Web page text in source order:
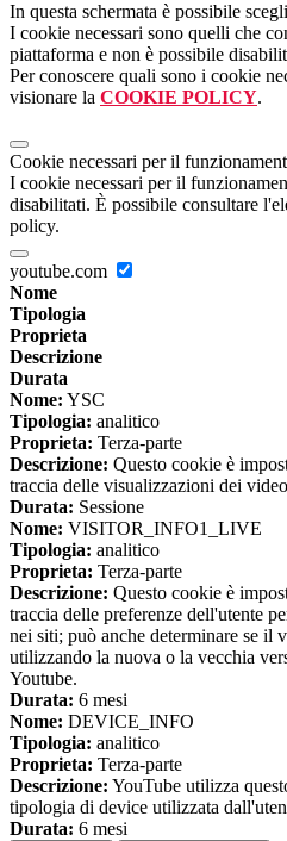
In questa schermata è possibile
I cookie necessari sono quelli che
piattaforma e non è possibile
Per conoscere quali sono i cookie
visionare la COOKIE POLICY.
Cookie necessari per il
I cookie necessari per il
disabilitati. È possibile consultare
policy.
youtube.com
Nome
Tipologia
Proprieta
Descrizione
Durata
Nome: YSC
Tipologia: analitico
Proprieta: Terza-parte
Descrizione: Questo cookie è
traccia delle visualizzazioni dei
Durata: Sessione
Nome: VISITOR_INFO1_LIVE
Tipologia: analitico
Proprieta: Terza-parte
Descrizione: Questo cookie è
traccia delle preferenze dell'utente
nei siti; può anche determinare se il
utilizzando la nuova o la vecchia
Youtube.
Durata: 6 mesi
Nome: DEVICE_INFO
Tipologia: analitico
Proprieta: Terza-parte
Descrizione: YouTube utilizza
tipologia di device utilizzata
Durata: 6 mesi